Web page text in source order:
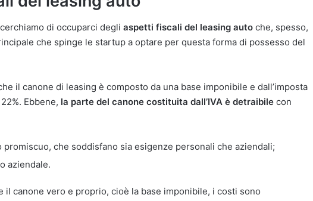
di occuparci degli aspetti fiscali del leasing auto che, spesso,
che spinge le startup a optare per questa forma di possesso del
il canone di leasing è composto da una base imponibile e dall’imposta
Ebbene, la parte del canone costituita dall’IVA è detraibile con
promiscuo, che soddisfano sia esigenze personali che aziendali;
aziendale.
il canone vero e proprio, cioè la base imponibile, i costi sono